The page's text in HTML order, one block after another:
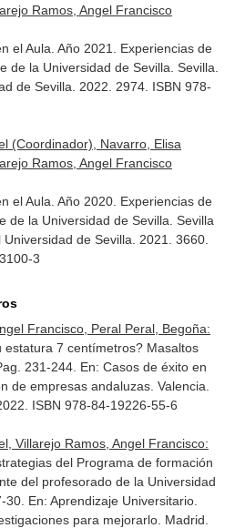
Ramos, Angel Francisco
el Aula. Año 2021. Experiencias de
de la Universidad de Sevilla. Sevilla.
de Sevilla. 2022. 2974. ISBN 978-
(Coordinador), Navarro, Elisa
Ramos, Angel Francisco
el Aula. Año 2020. Experiencias de
de la Universidad de Sevilla. Sevilla
de Sevilla. 2021. 3660.
3
Francisco, Peral Peral, Begoña:
estatura 7 centímetros? Masaltos
231-244. En: Casos de éxito en
de empresas andaluzas. Valencia.
ISBN 978-84-19226-55-6
Villarejo Ramos, Angel Francisco:
del Programa de formación
del profesorado de la Universidad
30. En: Aprendizaje Universitario.
para mejorarlo. Madrid.